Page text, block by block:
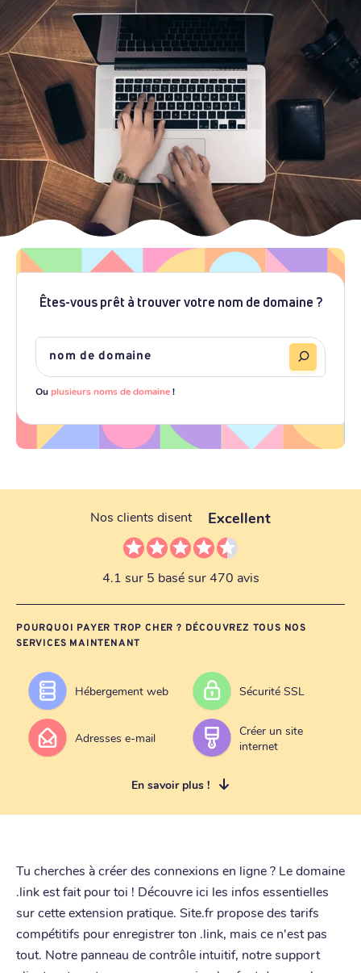
Êtes-vous prêt à trouver votre nom de domaine ?
Ouplusieurs noms de domaine!
Nos clients disent Excellent
4.1 sur 5 basé sur 470 avis
POURQUOI PAYER TROP CHER ? DÉCOUVREZ TOUS NOS
SERVICES MAINTENANT
Hébergement web Sécurité SSL
Adresses e-mail
Créer un site
internet
En savoir plus !
Tu cherches à créer des connexions en ligne ? Le domaine
.link est fait pour toi ! Découvre ici les infos essentielles
sur cette extension pratique. Site.fr propose des tarifs
compétitifs pour enregistrer ton .link, mais ce n'est pas
tout. Notre panneau de contrôle intuitif, notre support